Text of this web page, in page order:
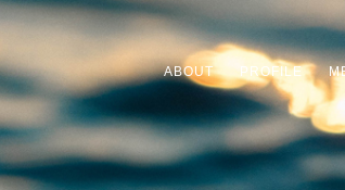
ABOUT PROFILE